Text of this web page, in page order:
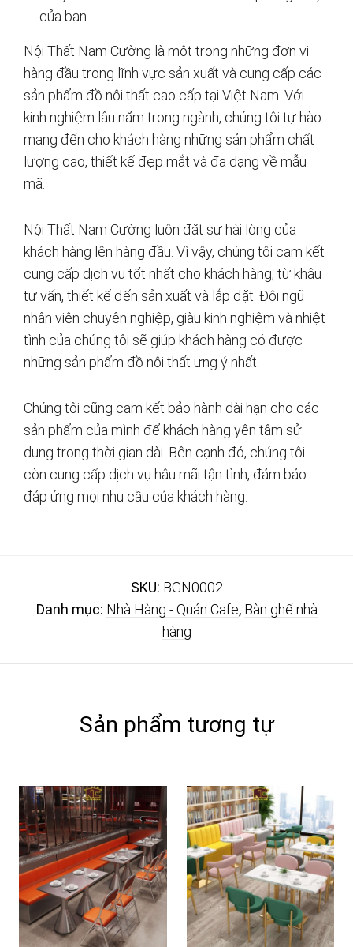
của bạn.
Nội Thất Nam Cường là một trong những đơn vị
hàng đầu trong lĩnh vực sản xuất và cung cấp các
sản phẩm đồ nội thất cao cấp tại Việt Nam. Với
kinh nghiệm lâu năm trong ngành, chúng tôi tự hào
mang đến cho khách hàng những sản phẩm chất
lượng cao, thiết kế đẹp mắt và đa dạng về mẫu
mã.
Nội Thất Nam Cường luôn đặt sự hài lòng của
khách hàng lên hàng đầu. Vì vậy, chúng tôi cam kết
cung cấp dịch vụ tốt nhất cho khách hàng, từ khâu
tư vấn, thiết kế đến sản xuất và lắp đặt. Đội ngũ
nhân viên chuyên nghiệp, giàu kinh nghiệm và nhiệt
tình của chúng tôi sẽ giúp khách hàng có được
những sản phẩm đồ nội thất ưng ý nhất.
Chúng tôi cũng cam kết bảo hành dài hạn cho các
sản phẩm của mình để khách hàng yên tâm sử
dụng trong thời gian dài. Bên cạnh đó, chúng tôi
còn cung cấp dịch vụ hậu mãi tận tình, đảm bảo
đáp ứng mọi nhu cầu của khách hàng.
SKU: BGN0002
Danh mục: Nhà Hàng - Quán Cafe, Bàn ghế nhà
hàng
Sản phẩm tương tự